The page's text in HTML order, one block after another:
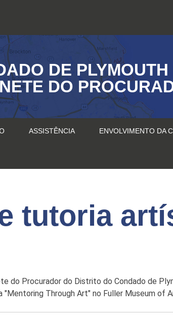
DE PLYMOUTH
DO
ASSISTÊNCIA ENVOLVIMENTO DA
tutoria
do Procurador do Distrito do Condado de
"Mentoring Through Art" no Fuller Museum of